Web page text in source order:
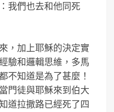
我們也去和他同死
，加上耶穌的決定實
驗和邏輯思維，多馬
不知道是為了甚麼！
門徒與耶穌來到伯大
道拉撒路已經死了四